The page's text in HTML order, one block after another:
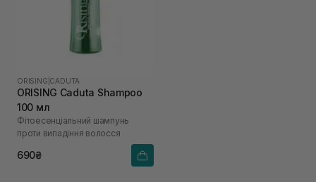
ORISING CADUTA
ORISING Caduta Shampoo
100 мл
Фітоесенціальний шампунь
проти випадіння волосся
690₴